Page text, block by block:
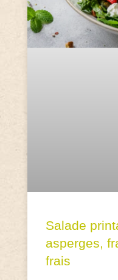
Salade
asperges,
frais